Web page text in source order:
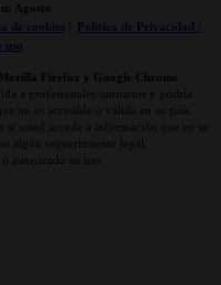
Agosto
de cookies|
Politica de Privacidad /
uso
Firefox y Google Chrome
a profesionales sanitarios y podría
no es accesible o válida en su país.
si usted accede a información que en su
algún requerimiento legal,
autorizado su uso.